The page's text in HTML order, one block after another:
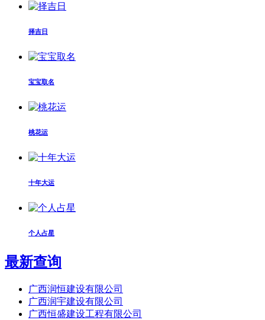
择吉日
宝宝取名
桃花运
十年大运
个人占星
最新查询
广西润恒建设有限公司
广西润宇建设有限公司
广西恒盛建设工程有限公司